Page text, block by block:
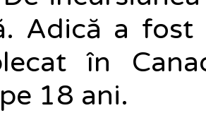
Adică a
în
18 ani.